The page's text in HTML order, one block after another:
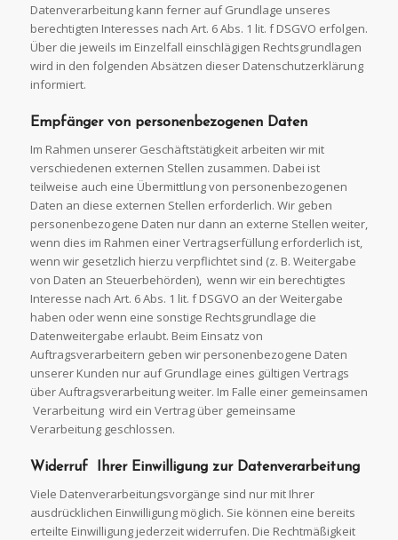
Datenverarbeitung kann ferner auf Grundlage unseres
berechtigten Interesses nach Art. 6 Abs. 1 lit. f DSGVO erfolgen.
Über die jeweils im Einzelfall einschlägigen Rechtsgrundlagen
wird in den folgenden Absätzen dieser Datenschutzerklärung
informiert.
Empfänger von personenbezogenen Daten
Im Rahmen unserer Geschäftstätigkeit arbeiten wir mit
verschiedenen externen Stellen zusammen. Dabei ist
teilweise auch eine Übermittlung von personenbezogenen
Daten an diese externen Stellen erforderlich. Wir geben
personenbezogene Daten nur dann an externe Stellen weiter,
wenn dies im Rahmen einer Vertragserfüllung erforderlich ist,
wenn wir gesetzlich hierzu verpflichtet sind (z. B. Weitergabe
von Daten an Steuerbehörden), wenn wir ein berechtigtes
Interesse nach Art. 6 Abs. 1 lit. f DSGVO an der Weitergabe
haben oder wenn eine sonstige Rechtsgrundlage die
Datenweitergabe erlaubt. Beim Einsatz von
Auftragsverarbeitern geben wir personenbezogene Daten
unserer Kunden nur auf Grundlage eines gültigen Vertrags
über Auftragsverarbeitung weiter. Im Falle einer gemeinsamen
Verarbeitung wird ein Vertrag über gemeinsame
Verarbeitung geschlossen.
Widerruf Ihrer Einwilligung zur Datenverarbeitung
Viele Datenverarbeitungsvorgänge sind nur mit Ihrer
ausdrücklichen Einwilligung möglich. Sie können eine bereits
erteilte Einwilligung jederzeit widerrufen. Die Rechtmäßigkeit